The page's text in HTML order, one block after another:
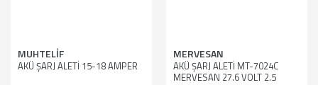
MUHTELİF
AKÜ ŞARJ ALETİ 15-18 AMPER
MERVESAN
AKÜ ŞARJ ALETİ MT-7024C
MERVESAN 27.6 VOLT 2.5